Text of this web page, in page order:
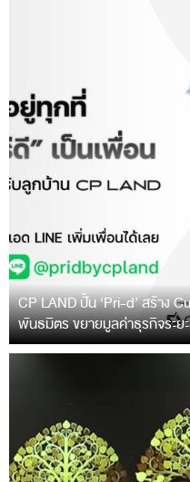
CP LAND ปั้น ‘Pri-d’ สร้าง
พันธมิตร ขยายมูลค่าธุรกิจระย